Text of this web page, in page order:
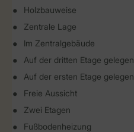
Holzbauweise
Zentrale Lage
Im Zentralgebäude
Auf der dritten Etage gelegen
Auf der ersten Etage gelegen
Freie Aussicht
Zwei Etagen
Fußbodenheizung